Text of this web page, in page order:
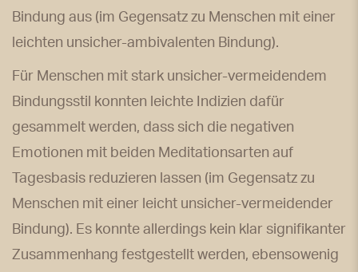
Bindung aus (im Gegensatz zu Menschen mit einer
leichten unsicher-ambivalenten Bindung).
Für Menschen mit stark unsicher-vermeidendem
Bindungsstil konnten leichte Indizien dafür
gesammelt werden, dass sich die negativen
Emotionen mit beiden Meditationsarten auf
Tagesbasis reduzieren lassen (im Gegensatz zu
Menschen mit einer leicht unsicher-vermeidender
Bindung). Es konnte allerdings kein klar signifikanter
Zusammenhang festgestellt werden, ebensowenig